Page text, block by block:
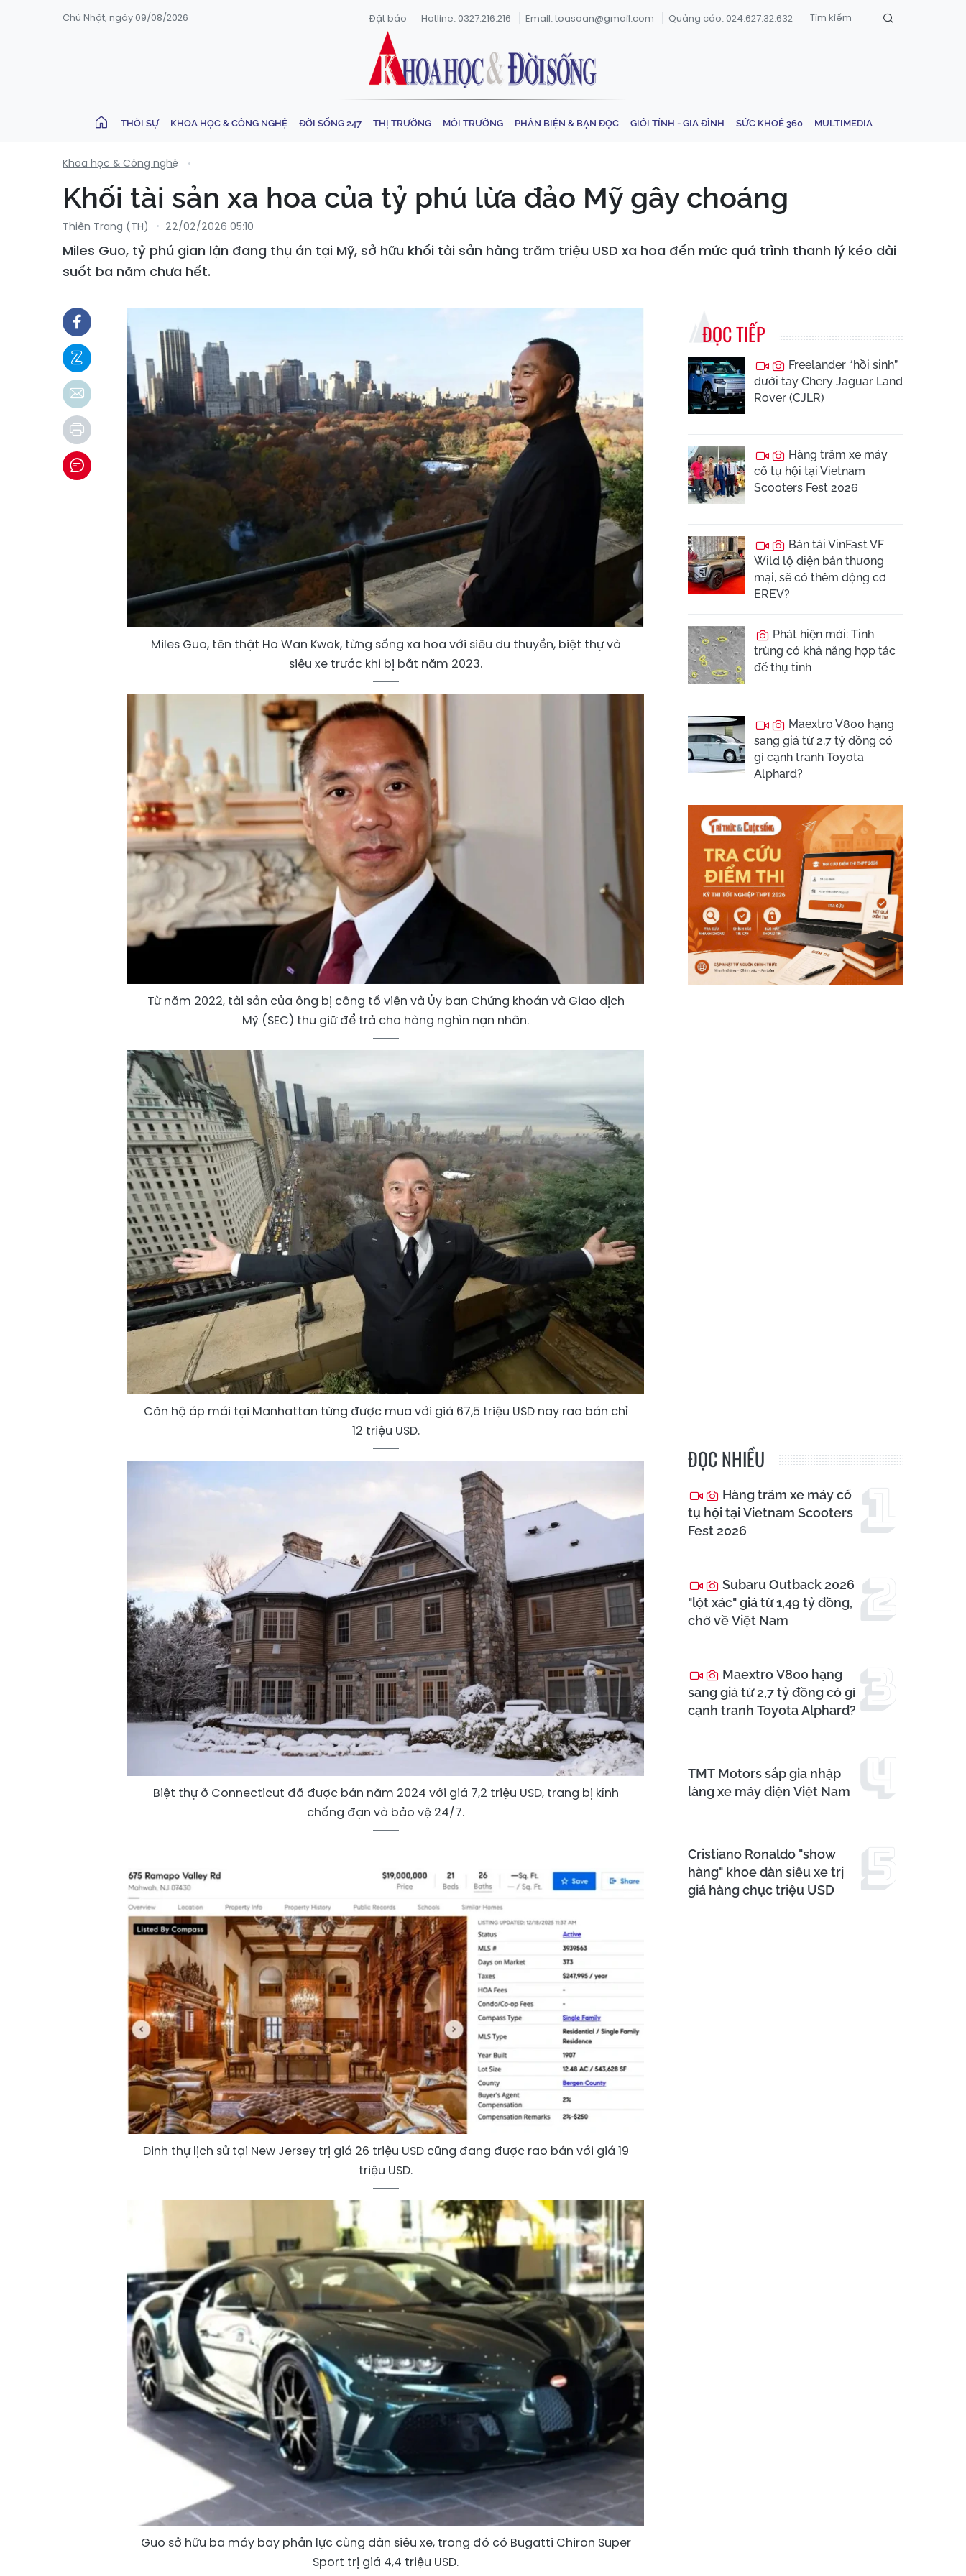
Chủ Nhật, ngày 09/08/2026 Đặt báo Hotline: 0327.216.216 Email: toasoan@gmail.com Quảng cáo: 024.627.32.632
THỜI SỰ KHOA HỌC & CÔNG NGHỆ ĐỜI SỐNG 247 THỊ TRƯỜNG MÔI TRƯỜNG PHẢN BIỆN & BẠN ĐỌC GIỚI TÍNH - GIA ĐÌNH SỨC KHOẺ 360 MULTIMEDIA
Khoa học & Công nghệ
Khối tài sản xa hoa của tỷ phú lừa đảo Mỹ gây choáng
Thiên Trang (TH) 22/02/2026 05:10
Miles Guo, tỷ phú gian lận đang thụ án tại Mỹ, sở hữu khối tài sản hàng trăm triệu USD xa hoa đến mức quá trình thanh lý kéo dài
suốt ba năm chưa hết.
Miles Guo, tên thật Ho Wan Kwok, từng sống xa hoa với siêu du thuyền, biệt thự và
siêu xe trước khi bị bắt năm 2023.
Từ năm 2022, tài sản của ông bị công tố viên và Ủy ban Chứng khoán và Giao dịch
Mỹ (SEC) thu giữ để trả cho hàng nghìn nạn nhân.
Căn hộ áp mái tại Manhattan từng được mua với giá 67,5 triệu USD nay rao bán chỉ
12 triệu USD.
Biệt thự ở Connecticut đã được bán năm 2024 với giá 7,2 triệu USD, trang bị kính
chống đạn và bảo vệ 24/7.
Dinh thự lịch sử tại New Jersey trị giá 26 triệu USD cũng đang được rao bán với giá 19
triệu USD.
Guo sở hữu ba máy bay phản lực cùng dàn siêu xe, trong đó có Bugatti Chiron Super
Sport trị giá 4,4 triệu USD.
ĐỌC TIẾP
Freelander “hồi sinh”
dưới tay Chery Jaguar Land
Rover (CJLR)
Hàng trăm xe máy
cổ tụ hội tại Vietnam
Scooters Fest 2026
Bán tải VinFast VF
Wild lộ diện bản thương
mại, sẽ có thêm động cơ
EREV?
Phát hiện mới: Tinh
trùng có khả năng hợp tác
để thụ tinh
Maextro V800 hạng
sang giá từ 2,7 tỷ đồng có
gì cạnh tranh Toyota
Alphard?
ĐỌC NHIỀU
Hàng trăm xe máy cổ
tụ hội tại Vietnam Scooters
Fest 2026
Subaru Outback 2026
"lột xác" giá từ 1,49 tỷ đồng,
chờ về Việt Nam
Maextro V800 hạng
sang giá từ 2,7 tỷ đồng có gì
cạnh tranh Toyota Alphard?
TMT Motors sắp gia nhập
làng xe máy điện Việt Nam
Cristiano Ronaldo "show
hàng" khoe dàn siêu xe trị
giá hàng chục triệu USD